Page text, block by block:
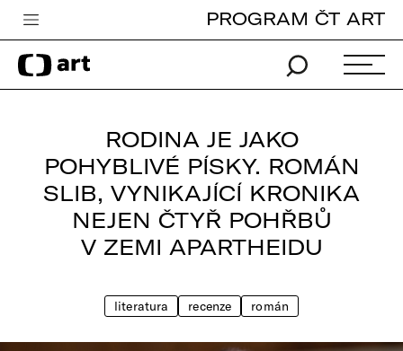
Česká televize
Zpravodajství
iVysílání
TV program
PROGRAM ČT ART
RODINA JE JAKO
POHYBLIVÉ PÍSKY. ROMÁN
SLIB, VYNIKAJÍCÍ KRONIKA
NEJEN ČTYŘ POHŘBŮ
V ZEMI APARTHEIDU
literatura recenze román